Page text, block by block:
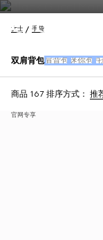
女士 手袋
双肩背包肩背包 迷你包
商品 167 排序方式： 推
官网专享